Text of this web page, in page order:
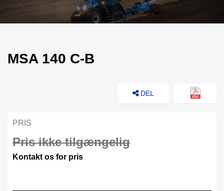
MSA 140 C-B
DEL
PRIS
Pris ikke tilgængelig
Kontakt os for pris